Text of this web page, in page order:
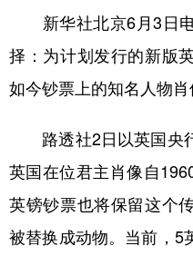
科技 科创
文化 书画
法律 中央文件
食品 人居
学术中国 乡村振兴
新华社北京6月3日
择：为计划发行的新版
如今钞票上的知名人物肖
路透社2日以英国央
英国在位君主肖像自
英镑钞票也将保留这个
被替换成动物。当前，5